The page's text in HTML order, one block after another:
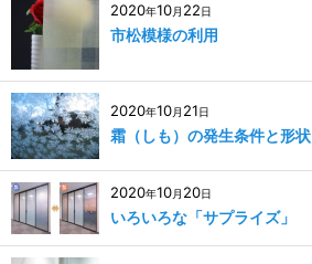
2020年10月 22日
市松模様の利用
2020年10月 21日
霜（しも）の発生条件と形状
2020年10月 20日
いろいろな「サプライズ」